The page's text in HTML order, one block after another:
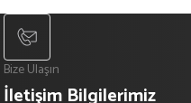
Bize Ulaşın
İletişim Bilgilerimiz